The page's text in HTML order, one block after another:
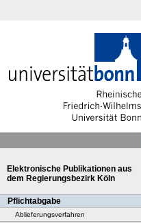
Elektronische Publikationen aus
dem Regierungsbezirk Köln
Pflichtabgabe
Ablieferungsverfahren